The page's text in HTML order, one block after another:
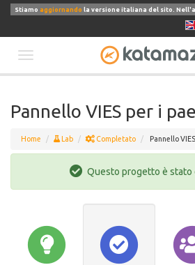
Stiamoaggiornando la versione italiana del sito.
navigation
Pannello VIES per i
Home Lab Completato Pannello
Questo progetto è stato